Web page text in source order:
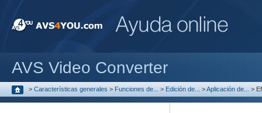
AVS Video Converter
> Características generales > Funciones de... > Edición de... >Aplicación de... >